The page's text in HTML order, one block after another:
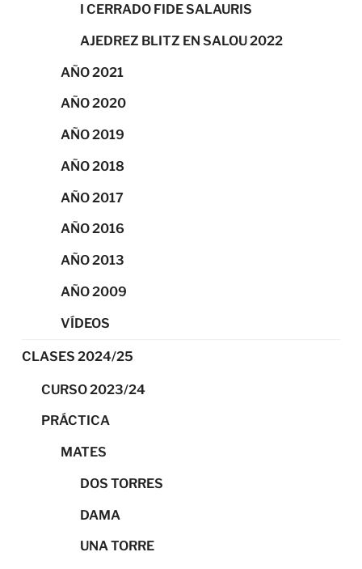
I CERRADO FIDE SALAURIS
AJEDREZ BLITZ EN SALOU 2022
AÑO 2021
AÑO 2020
AÑO 2019
AÑO 2018
AÑO 2017
AÑO 2016
AÑO 2013
AÑO 2009
VÍDEOS
CLASES 2024/25
CURSO 2023/24
PRÁCTICA
MATES
DOS TORRES
DAMA
UNA TORRE